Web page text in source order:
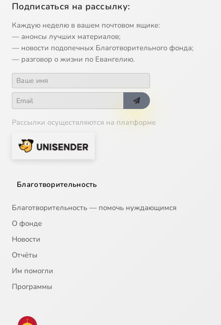
Подписаться на рассылку:
Каждую неделю в вашем почтовом ящике:
— анонсы лучших материалов;
— новости подопечных Благотворительного фонда;
— разговор о жизни по Евангелию.
Рассылки осуществляются на платформе
Благотворительность
Благотворительность — помочь нуждающимся
О фонде
Новости
Отчёты
Им помогли
Программы